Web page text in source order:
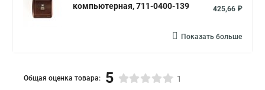
компьютерная, 711-0400-139
425,66 ₽
Показать больше
Общая оценка товара: 5 1